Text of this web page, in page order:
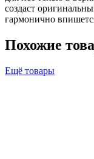
создаст
гармонично
Похожие
Ещё товары